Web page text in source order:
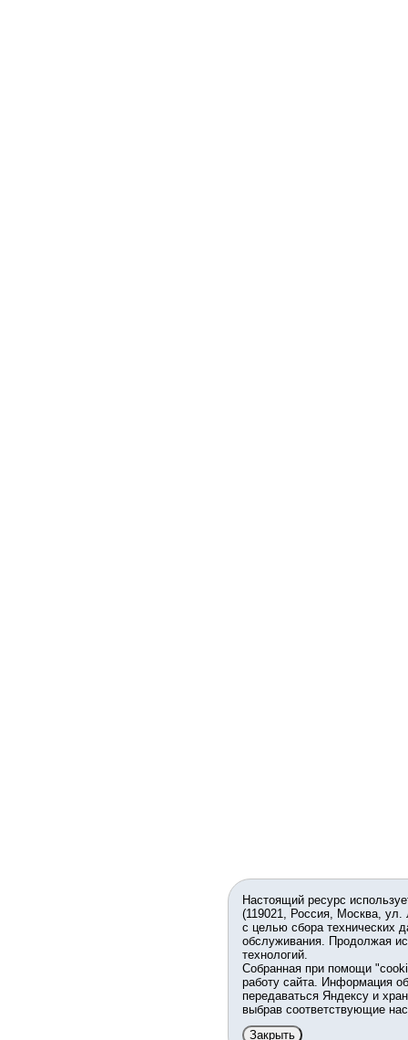
Настоящий ресурс
(119021, Россия, Москва,
с целью сбора технических
обслуживания. Продолжая
технологий.
Собранная при помощи
работу сайта. Информация
передаваться Яндексу и
выбрав соответствующие
Закрыть